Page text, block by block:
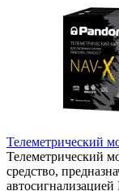
Телеметрический
Телеметрический
средство,